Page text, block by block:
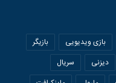
بازی ویدیویی
بازیگر
دیزنی
سریال